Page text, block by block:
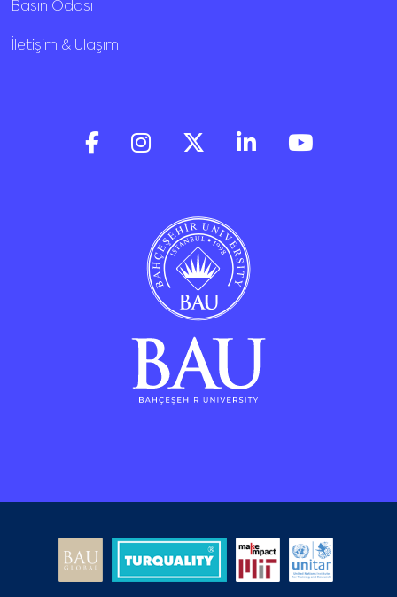
Basın Odası
İletişim & Ulaşım